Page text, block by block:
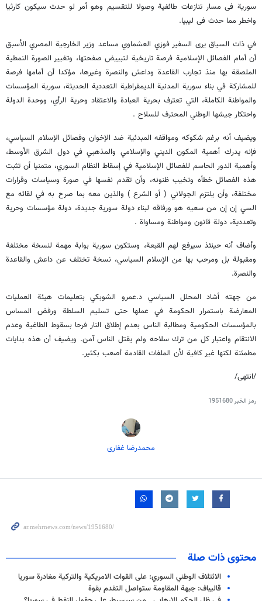
سورية فى مسار تنازعات طائفية وصولا للتقسيم وهو أمر لو حدث سيكون كارثيا
واخطر مما حدث فى ليبيا.
في ذات السياق يرى السفير فوزي العشماوي مساعد وزير الخارجية المصري الأسبق
أن أمام الفصائل الإسلامية فرصة تاريخية لتبييض صفحتها، وتغيير الصورة النمطية
الملصقة بها منذ تجارب القاعدة وداعش والنصرة وغيرها، مؤكدا أن أمامها فرصة
للمشاركة في بناء سورية المدنية الديمقراطية التعددية الحديثة، سورية المؤسسات
والمواطنة الكاملة، التي تعترف بحرية العبادة والاعتقاد وحرية الرأي، ووحدة الدولة
واحتكار جيشها الوطني المحترف للسلاح .
ويضيف أنه برغم شكوكه ومواقفه المبدئية ضد الإخوان وفصائل الإسلام السياسي،
فإنه يدرك أهمية المكون الديني والإسلامي والمذهبي في دول الشرق الأوسط،
وأهمية الدور الحاسم للفصائل الإسلامية في إسقاط النظام السوري، متمنيا أن تثبت
هذه الفصائل خطأه وتخيب ظنونه، وأن تقدم نفسها في صورة وسياسات وقرارات
مختلفة، وأن يلتزم الجولاني ( أو الشرع ) والذين معه بما صرح به في لقائه مع
السي إن إن من سعيه هو ورفاقه لبناء دولة سورية جديدة، دولة مؤسسات وحرية
وتعددية، دولة قانون ومواطنة ومساواة .
وأضاف أنه حينئذ سيرفع لهم القبعة، وستكون سورية بوابة مهمة لنسخة مختلفة
ومقبولة بل ومرحب بها من الإسلام السياسي، نسخة تختلف عن داعش والقاعدة
والنصرة.
من جهته أشاد المحلل السياسي د.عمرو الشوبكي بتعليمات هيئة العمليات
المعارضة باستمرار الحكومة في عملها حتى تسليم السلطة ورفض المساس
بالمؤسسات الحكومية ومطالبة الناس بعدم إطلاق النار فرحا بسقوط الطاغية وعدم
الانتقام واعتبار كل من ترك سلاحه ولم يقتل الناس آمن. ويضيف أن هذه بدايات
مطمئنة لكنها غير كافية لأن الملفات القادمة أصعب بكثير.
/انتهى/
رمز الخبر1951680
محمدرضا غفاری
محتوى ذات صلة
الائتلاف الوطني السوري: على القوات الامريكية والتركية مغادرة سوريا
قاليباف: جبهة المقاومة ستواصل التقدم بقوة